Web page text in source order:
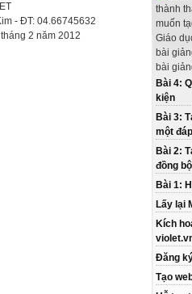
thành
muốn
Giáo
bài
bài
Bài 4:
kiện
Bài 3:
một
Bài 2:
đồng
Bài 1:
Lấy lại
Kích
Đăng
Tạo
- ĐT: 04.66745632
2 năm 2012